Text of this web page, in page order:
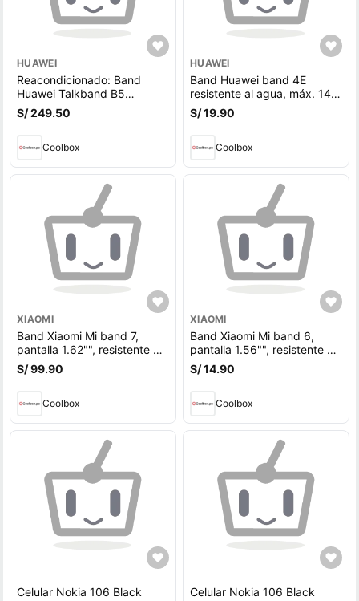
HUAWEI
Reacondicionado: Band
Huawei Talkband B5
pantalla 1.13"", resistente al
agua IP67, apróx. 14 días,
S/ 249.50
Coolbox
HUAWEI
Band Huawei band 4E
resistente al agua, máx. 14
días, modos deportivos,
0.5"", gris
S/ 19.90
Coolbox
XIAOMI
Band Xiaomi Mi band 7,
pantalla 1.62"", resistente al
agua 5ATM, apróx. 14 días,
110+ modos deportivos,
S/ 99.90
Coolbox
XIAOMI
Band Xiaomi Mi band 6,
pantalla 1.56"", resistente al
agua, apróx. 14 días, modos
deportivos, negro
S/ 14.90
Coolbox
Celular Nokia 106 Black
Celular Nokia 106 Black